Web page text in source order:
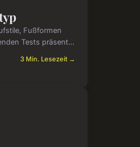
Fußformen
Tests präsent...
3 Min. Lesezeit →